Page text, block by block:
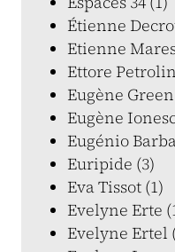
Étienne
Etienne
Ettore
Eugène
Eugène
Eugénio
Euripide (3)
Eva Tissot (1)
Evelyne Erte
Evelyne Ertel